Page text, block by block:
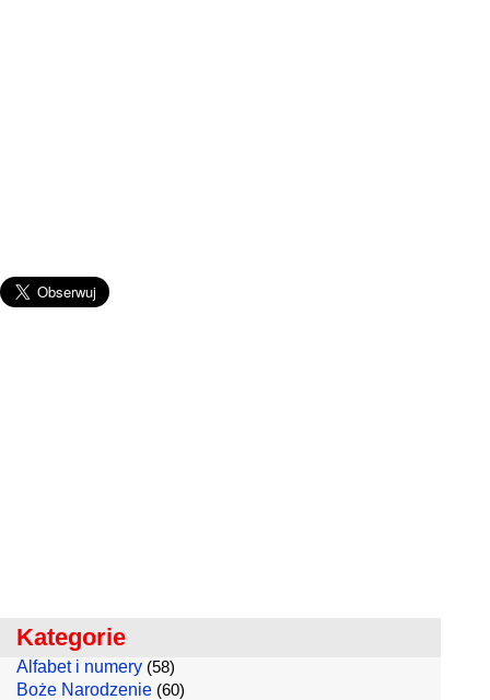
Kategorie
Alfabet i numery (58)
Boże Narodzenie (60)